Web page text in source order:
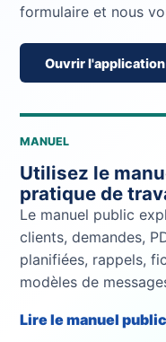
formulaire et nous
Ouvrir l'application
MANUEL
Utilisez le
pratique de
Le manuel public
clients, demandes,
planifiées, rappels,
modèles de
Lire le manuel public